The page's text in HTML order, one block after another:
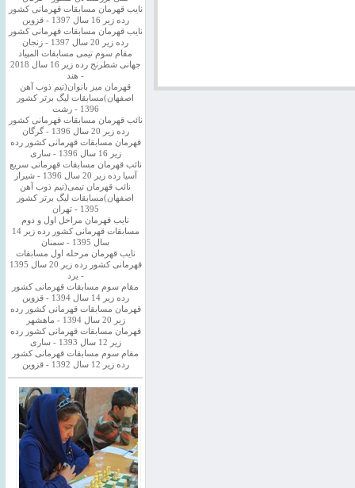
نایب قهرمان مسابقات قهرمانی کشور
رده زیر 16 سال 1397 - قزوین
نایب قهرمان مسابقات قهرمانی کشور
رده زیر 20 سال 1397 - زنجان
مقام سوم تیمی مسابقات المپیاد
جهانی شطرنج رده زیر 16 سال 2018
- هند
قهرمان میز بانوان(تیم ذوب آهن
اصفهان)مسابقات لیگ برتر کشور
1396 - رشت
نائب قهرمان مسابقات قهرمانی کشور
رده زیر 20 سال 1396 - گرگان
قهرمان مسابقات قهرمانی کشور رده
زیر 16 سال 1396 - ساری
نائب قهرمان مسابقات قهرمانی سریع
آسیا رده زیر 20 سال 1396 - شیراز
نائب قهرمان تیمی(تیم ذوب آهن
اصفهان)مسابقات لیگ برتر کشور
1395 - تهران
نایب قهرمان مراحل اول و دوم
مسابقات قهرمانی کشور رده زیر 14
سال 1395 - سمنان
نایب قهرمان مرحله اول مسابقات
قهرمانی کشور رده زیر 20 سال 1395
- یزد
مقام سوم مسابقات قهرمانی کشور
رده زیر 14 سال 1394 - قزوین
قهرمان مسابقات قهرمانی کشور رده
زیر 20 سال 1394 - ماهشهر
قهرمان مسابقات قهرمانی کشور رده
زیر 12 سال 1393 - ساری
مقام سوم مسابقات قهرمانی کشور
رده زیر 12 سال 1392 - قزوین